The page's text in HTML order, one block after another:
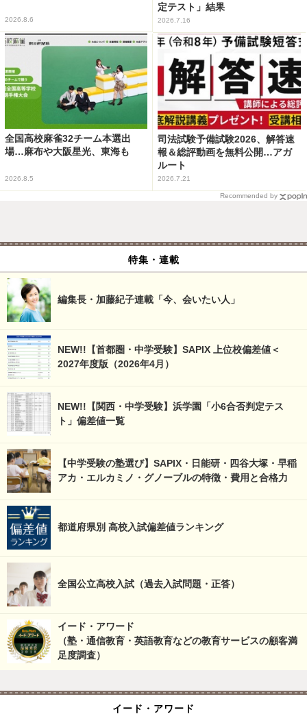
2026.8.6
定テスト」結果
2026.7.16
全国高校麻雀32チーム本選出
場…麻布や大阪星光、東海も
2026.8.5
司法試験予備試験2026、解答速
報＆総評動画を無料公開…アガ
ルート
2026.7.21
Recommended by
特集・連載
編集長・加藤紀子連載「今、会いたい人」
NEW!!【首都圏・中学受験】SAPIX 上位校偏差値＜
2027年度版（2026年4月）
NEW!!【関西・中学受験】浜学園「小6合否判定テス
ト」偏差値一覧
【中学受験の塾選び】SAPIX・日能研・四谷大塚・早稲
アカ・エルカミノ・グノーブルの特徴・費用と合格力
都道府県別 高校入試偏差値ランキング
全国公立高校入試（過去入試問題・正答）
イード・アワード
（塾・通信教育・英語教育などの教育サービスの顧客満
足度調査）
イード・アワード